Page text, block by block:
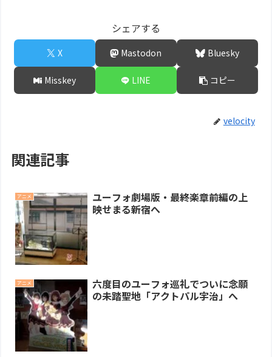
シェアする
X Mastodon Bluesky
Misskey LINE コピー
velocity
関連記事
アニメ
ユーフォ劇場版・最終楽章前編の上
映せまる新宿へ
アニメ
六度目のユーフォ巡礼でついに念願
の未踏聖地「アクトパル宇治」へ